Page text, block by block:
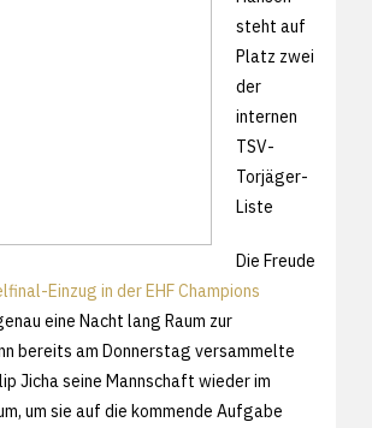
steht auf
Platz zwei
der
internen
TSV-
Torjäger-
Liste
Die Freude
Einzug in der EHF Champions
eine Nacht lang Raum zur
bereits am Donnerstag versammelte
Jicha seine Mannschaft wieder im
um sie auf die kommende Aufgabe